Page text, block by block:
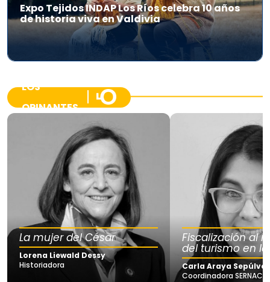
Expo Tejidos INDAP Los Ríos celebra 10 años
de historia viva en Valdivia
LOS
OPINANTES
La mujer del César
Lorena Liewald Dessy
Historiadora
Fiscalización al
del turismo en
Carla Araya
Coordinadora SERNAC